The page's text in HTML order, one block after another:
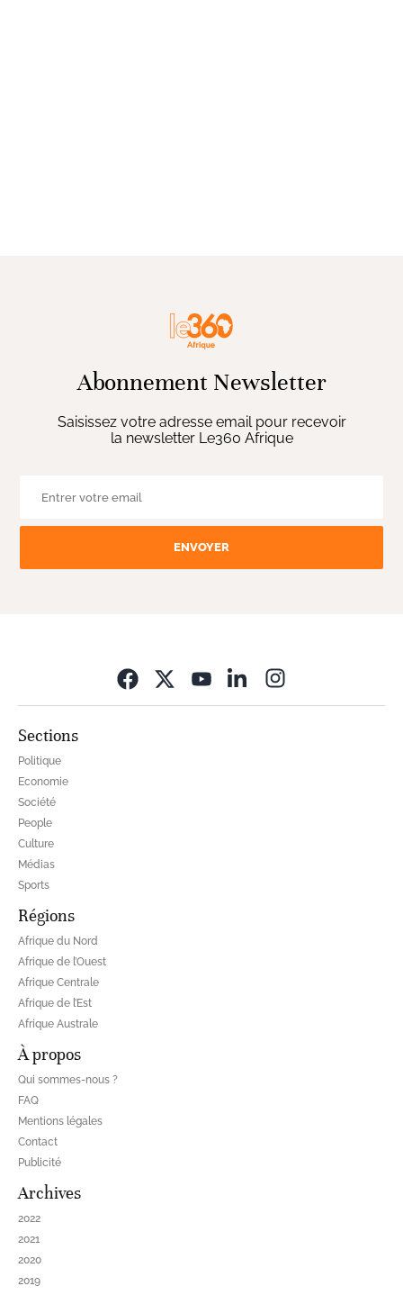
Abonnement Newsletter
Saisissez votre adresse email pour recevoir
la newsletter Le360 Afrique
ENVOYER
Sections
Politique
Economie
Société
People
Culture
Médias
Sports
Régions
Afrique du Nord
Afrique de l’Ouest
Afrique Centrale
Afrique de l’Est
Afrique Australe
À propos
Qui sommes-nous ?
FAQ
Mentions légales
Contact
Publicité
Archives
2022
2021
2020
2019